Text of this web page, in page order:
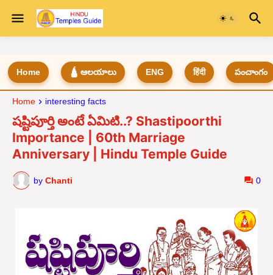
Home 🛕 ఆలయాలు ENG हिंदी పంచాంగం
Home interesting facts
షష్టిపూర్తి అంటే ఏమిటి..? Shastipoorthi
Importance | 60th Marriage
Anniversary | Hindu Temple Guide
by Chanti 0